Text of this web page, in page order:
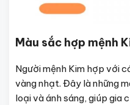
Màu sắc hợp mệnh
Người mệnh Kim hợp với
vàng nhạt. Đây là những
loại và ánh sáng, giúp gia